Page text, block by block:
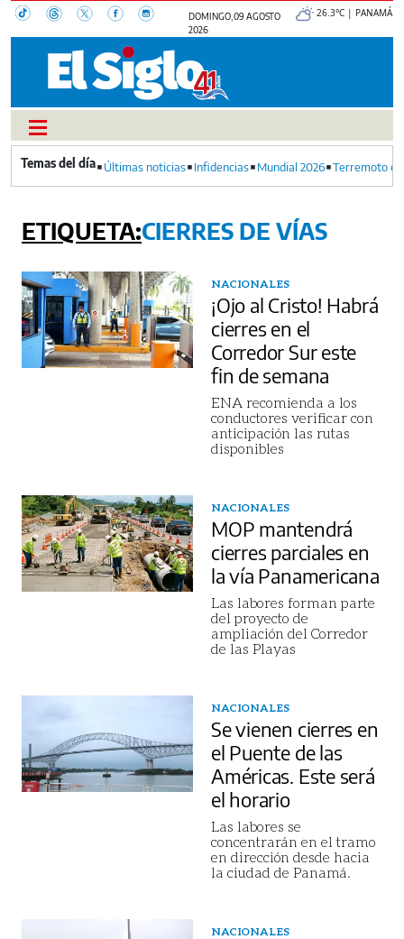
DOMINGO, 09 AGOSTO
2026
26.3°C | PANAMÁ
Últimas noticias Infidencias Mundial 2026 Terremoto
CIERRES DE VÍAS
NACIONALES
¡Ojo al Cristo! Habrá
cierres en el
Corredor Sur este
fin de semana
ENA recomienda a los
conductores verificar con
anticipación las rutas
disponibles
NACIONALES
MOP mantendrá
cierres parciales en
la vía Panamericana
Las labores forman parte
del proyecto de
ampliación del Corredor
de las Playas
NACIONALES
Se vienen cierres en
el Puente de las
Américas. Este será
el horario
Las labores se
concentrarán en el tramo
en dirección desde hacia
la ciudad de Panamá.
NACIONALES